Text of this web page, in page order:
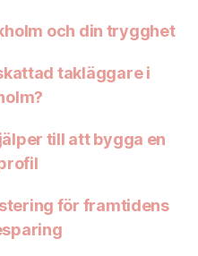
och din trygghet
takläggare i
till att bygga en
för framtidens